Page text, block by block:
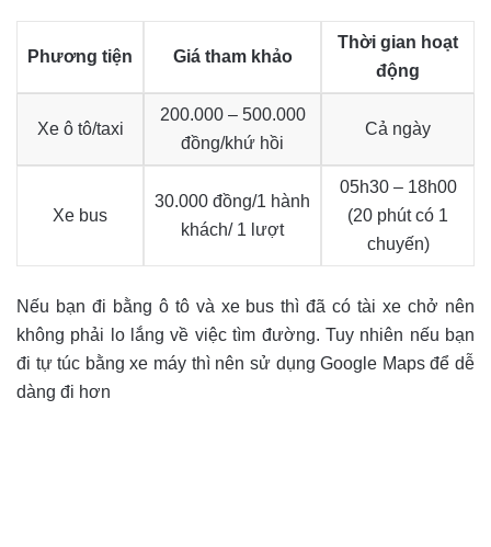
Phương tiện Giá tham khảo
Thời gian hoạt
động
Xe ô tô/taxi
200.000 – 500.000
đồng/khứ hồi
Cả ngày
Xe bus
30.000 đồng/1 hành
khách/ 1 lượt
05h30 – 18h00
(20 phút có 1
chuyến)
Nếu bạn đi bằng ô tô và xe bus thì đã có tài xe chở nên
không phải lo lắng về việc tìm đường. Tuy nhiên nếu bạn
đi tự túc bằng xe máy thì nên sử dụng Google Maps để dễ
dàng đi hơn